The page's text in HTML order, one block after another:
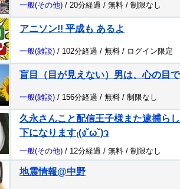
一般(その他) / 20分経過 / 無料 / 制限なし
アニソン!! 平成も あるよ
一般(雑談) / 102分経過 / 無料 / ログイン限定
盲目（目が見えない）男は、心の目
一般(雑談) / 156分経過 / 無料 / 制限なし
久永さんこと配信王子様また逮捕ら
下になります₍(ง˘ω˘)ว
一般(その他) / 12分経過 / 無料 / 制限なし
地震情報@中野